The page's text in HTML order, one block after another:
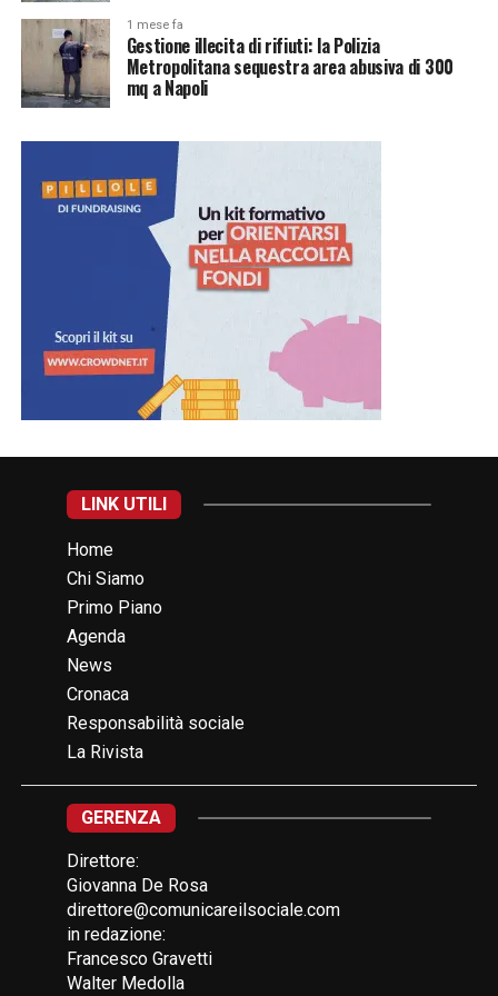
1 mese fa
Gestione illecita di rifiuti: la Polizia
Metropolitana sequestra area abusiva di 300
mq a Napoli
LINK UTILI
Home
Chi Siamo
Primo Piano
Agenda
News
Cronaca
Responsabilità sociale
La Rivista
GERENZA
Direttore:
Giovanna De Rosa
direttore@comunicareilsociale.com
in redazione:
Francesco Gravetti
Walter Medolla